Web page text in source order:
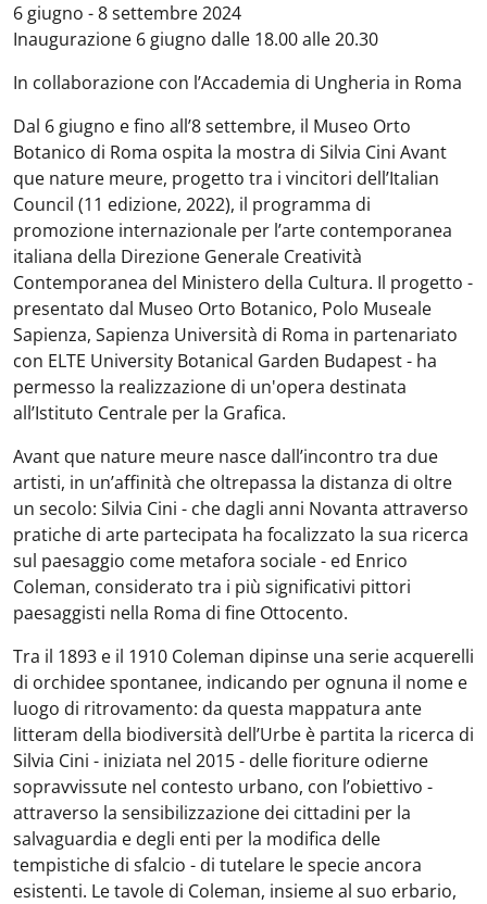
6 giugno - 8 settembre 2024
Inaugurazione 6 giugno dalle 18.00 alle 20.30
In collaborazione con l’Accademia di Ungheria in Roma
Dal 6 giugno e fino all’8 settembre, il Museo Orto
Botanico di Roma ospita la mostra di Silvia Cini Avant
que nature meure, progetto tra i vincitori dell’Italian
Council (11 edizione, 2022), il programma di
promozione internazionale per l’arte contemporanea
italiana della Direzione Generale Creatività
Contemporanea del Ministero della Cultura. Il progetto -
presentato dal Museo Orto Botanico, Polo Museale
Sapienza, Sapienza Università di Roma in partenariato
con ELTE University Botanical Garden Budapest - ha
permesso la realizzazione di un'opera destinata
all’Istituto Centrale per la Grafica.
Avant que nature meure nasce dall’incontro tra due
artisti, in un’affinità che oltrepassa la distanza di oltre
un secolo: Silvia Cini - che dagli anni Novanta attraverso
pratiche di arte partecipata ha focalizzato la sua ricerca
sul paesaggio come metafora sociale - ed Enrico
Coleman, considerato tra i più significativi pittori
paesaggisti nella Roma di fine Ottocento.
Tra il 1893 e il 1910 Coleman dipinse una serie acquerelli
di orchidee spontanee, indicando per ognuna il nome e
luogo di ritrovamento: da questa mappatura ante
litteram della biodiversità dell’Urbe è partita la ricerca di
Silvia Cini - iniziata nel 2015 - delle fioriture odierne
sopravvissute nel contesto urbano, con l’obiettivo -
attraverso la sensibilizzazione dei cittadini per la
salvaguardia e degli enti per la modifica delle
tempistiche di sfalcio - di tutelare le specie ancora
esistenti. Le tavole di Coleman, insieme al suo erbario,